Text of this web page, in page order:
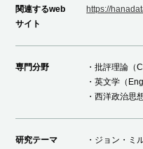
関連するweb
サイト
https://
専門分野
・批評理論（
・英文学（
・西洋政治思
研究テーマ
・ジョン・ミ